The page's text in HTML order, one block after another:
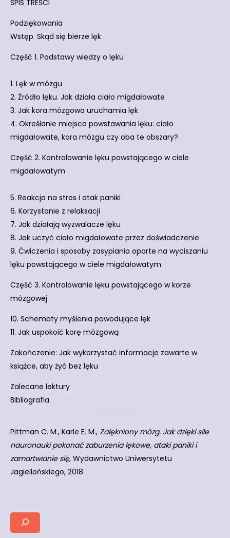
SPIS TREŚCI
Podziękowania
Wstęp. Skąd się bierze lęk
Część 1. Podstawy wiedzy o lęku
1. Lęk w mózgu
2. Źródło lęku. Jak działa ciało migdałowate
3. Jak kora mózgowa uruchamia lęk
4. Określanie miejsca powstawania lęku: ciało
migdałowate, kora mózgu czy oba te obszary?
Część 2. Kontrolowanie lęku powstającego w ciele
migdałowatym
5. Reakcja na stres i atak paniki
6. Korzystanie z relaksacji
7. Jak działają wyzwalacze lęku
8. Jak uczyć ciało migdałowate przez doświadczenie
9. Ćwiczenia i sposoby zasypiania oparte na wyciszaniu
lęku powstającego w ciele migdałowatym
Część 3. Kontrolowanie lęku powstającego w korze
mózgowej
10. Schematy myślenia powodujące lęk
11. Jak uspokoić korę mózgową
Zakończenie: Jak wykorzystać informacje zawarte w
książce, aby żyć bez lęku
Zalecane lektury
Bibliografia
Pittman C. M., Karle E. M., Zalękniony mózg. Jak dzięki sile
nauronauki pokonać zaburzenia lękowe, ataki paniki i
zamartwianie się, Wydawnictwo Uniwersytetu
Jagiellońskiego, 2018